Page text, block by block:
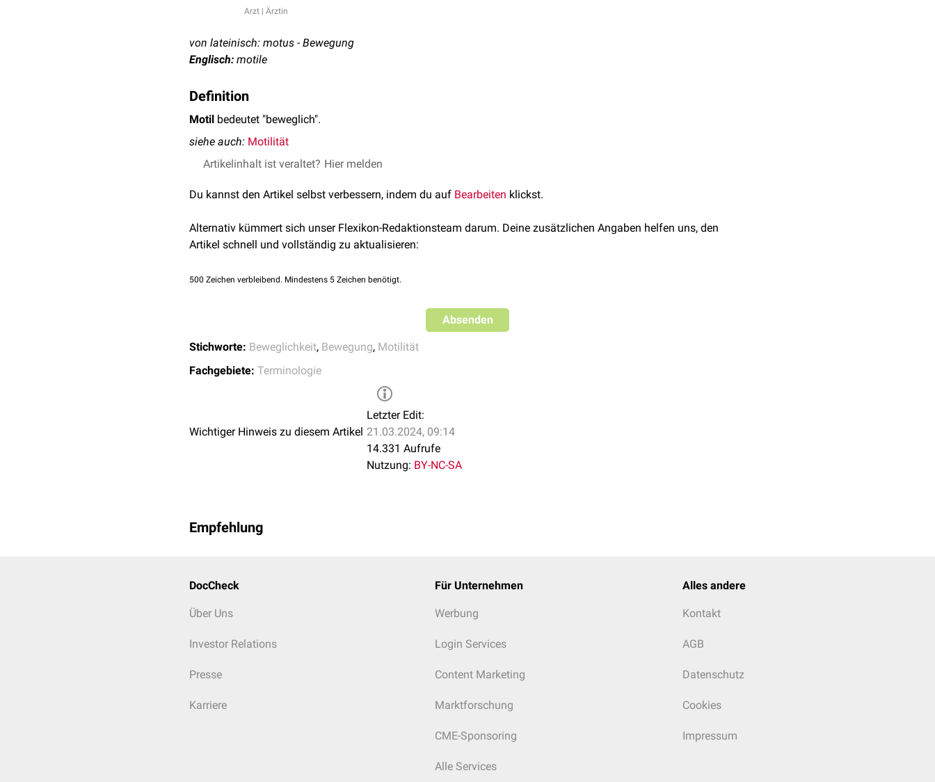
Arzt | Ärztin
von lateinisch: motus - Bewegung
Englisch: motile
Definition
Motil bedeutet "beweglich".
siehe auch: Motilität
Artikelinhalt ist veraltet? Hier melden
Du kannst den Artikel selbst verbessern, indem du auf Bearbeiten klickst.
Alternativ kümmert sich unser Flexikon-Redaktionsteam darum. Deine zusätzlichen Angaben helfen uns, den
Artikel schnell und vollständig zu aktualisieren:
500 Zeichen verbleibend. Mindestens 5 Zeichen benötigt.
Absenden
Stichworte: Beweglichkeit, Bewegung, Motilität
Fachgebiete: Terminologie
Wichtiger Hinweis zu diesem Artikel
Letzter Edit:
21.03.2024, 09:14
14.331 Aufrufe
Nutzung: BY-NC-SA
Empfehlung
DocCheck
Über Uns
Investor Relations
Presse
Karriere
Für Unternehmen
Werbung
Login Services
Content Marketing
Marktforschung
CME-Sponsoring
Alle Services
Alles andere
Kontakt
AGB
Datenschutz
Cookies
Impressum